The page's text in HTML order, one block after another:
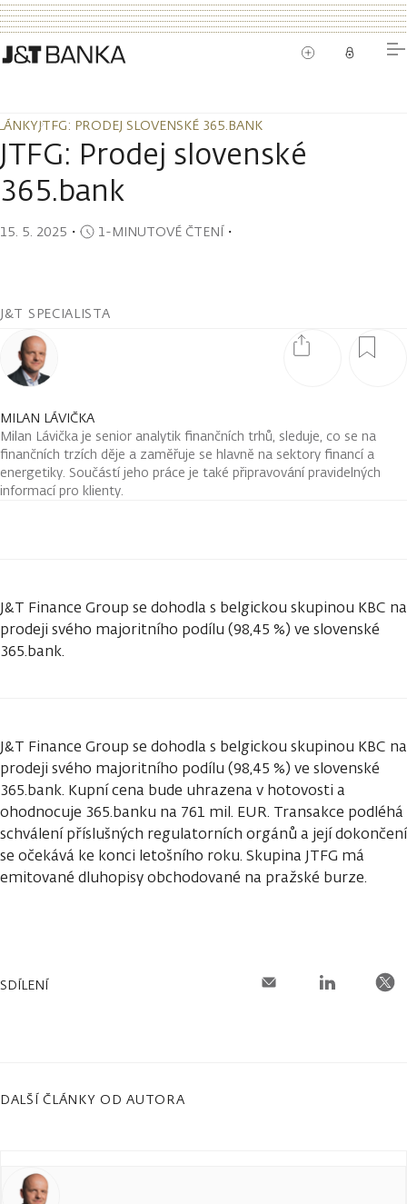
JTFG: PRODEJ SLOVENSKÉ 365.BANK
JTFG: PRODEJ SLOVENSKÉ 365.BANK
JTFG: Prodej slovenské
365.bank
15. 5. 2025 ・ 1-MINUTOVÉ ČTENÍ・
J&T SPECIALISTA
MILAN LÁVIČKA
Milan Lávička je senior analytik finančních trhů, sleduje, co se na
finančních trzích děje a zaměřuje se hlavně na sektory financí a
energetiky. Součástí jeho práce je také připravování pravidelných
informací pro klienty.
J&T Finance Group se dohodla s belgickou skupinou KBC na
prodeji svého majoritního podílu (98,45 %) ve slovenské
365.bank.
J&T Finance Group se dohodla s belgickou skupinou KBC na
prodeji svého majoritního podílu (98,45 %) ve slovenské
365.bank. Kupní cena bude uhrazena v hotovosti a
ohodnocuje 365.banku na 761 mil. EUR. Transakce podléhá
schválení příslušných regulatorních orgánů a její dokončení
se očekává ke konci letošního roku. Skupina JTFG má
emitované dluhopisy obchodované na pražské burze.
SDÍLENÍ
DALŠÍ ČLÁNKY OD AUTORA